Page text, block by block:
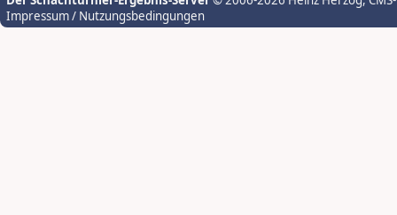
Impressum / Nutzungsbedingungen